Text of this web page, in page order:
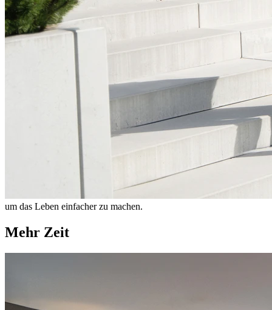
um das Leben einfacher zu machen.
Mehr Zeit